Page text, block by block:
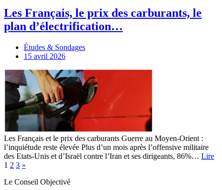
Les Français, le prix des carburants, le
plan d’électrification…
Études & Sondages
15 avril 2026
Les Français et le prix des carburants Guerre au Moyen-Orient :
l’inquiétude reste élevée Plus d’un mois après l’offensive militaire
des Etats-Unis et d’Israël contre l’Iran et ses dirigeants, 86%… Lire
1 2 3 »
Le Conseil Objectivé